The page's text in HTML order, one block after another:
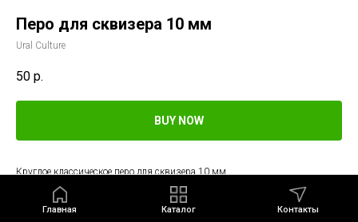
Главная Каталог Контакты
Перо для сквизера 10 мм
Ural Culture
50 р.
BUY NOW
Круглое классическое перо для сквизера 10 мм